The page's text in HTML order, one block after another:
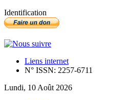
Identification
Liens internet
N° ISSN: 2257-6711
Lundi, 10 Août 2026